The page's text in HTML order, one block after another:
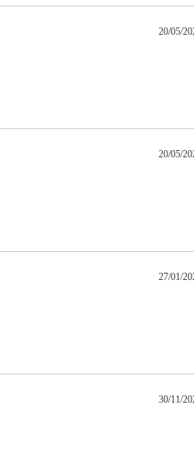
20/05/
20/05/
27/01/
30/11/